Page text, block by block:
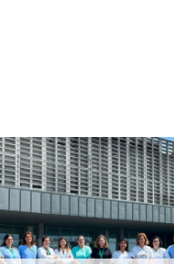
ULS Braga assinalou
Mundial do Cérebro
as II Jorna...